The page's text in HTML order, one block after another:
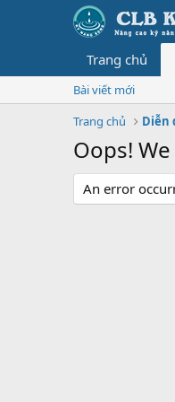
Trang chủ
Bài viết mới
Trang chủ
Diễn
Oops!
An error